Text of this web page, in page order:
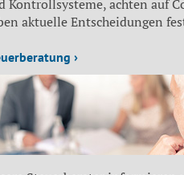
Kontrollsysteme, achten auf
aktuelle Entscheidungen
›